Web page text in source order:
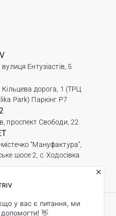
вулиця Ентузіастів, 5
Кільцева дорога, 1 (ТРЦ
Park) Паркінг Р7
проспект Свободи, 22
“Мануфактура”,
шосе 2, с. Ходосівка